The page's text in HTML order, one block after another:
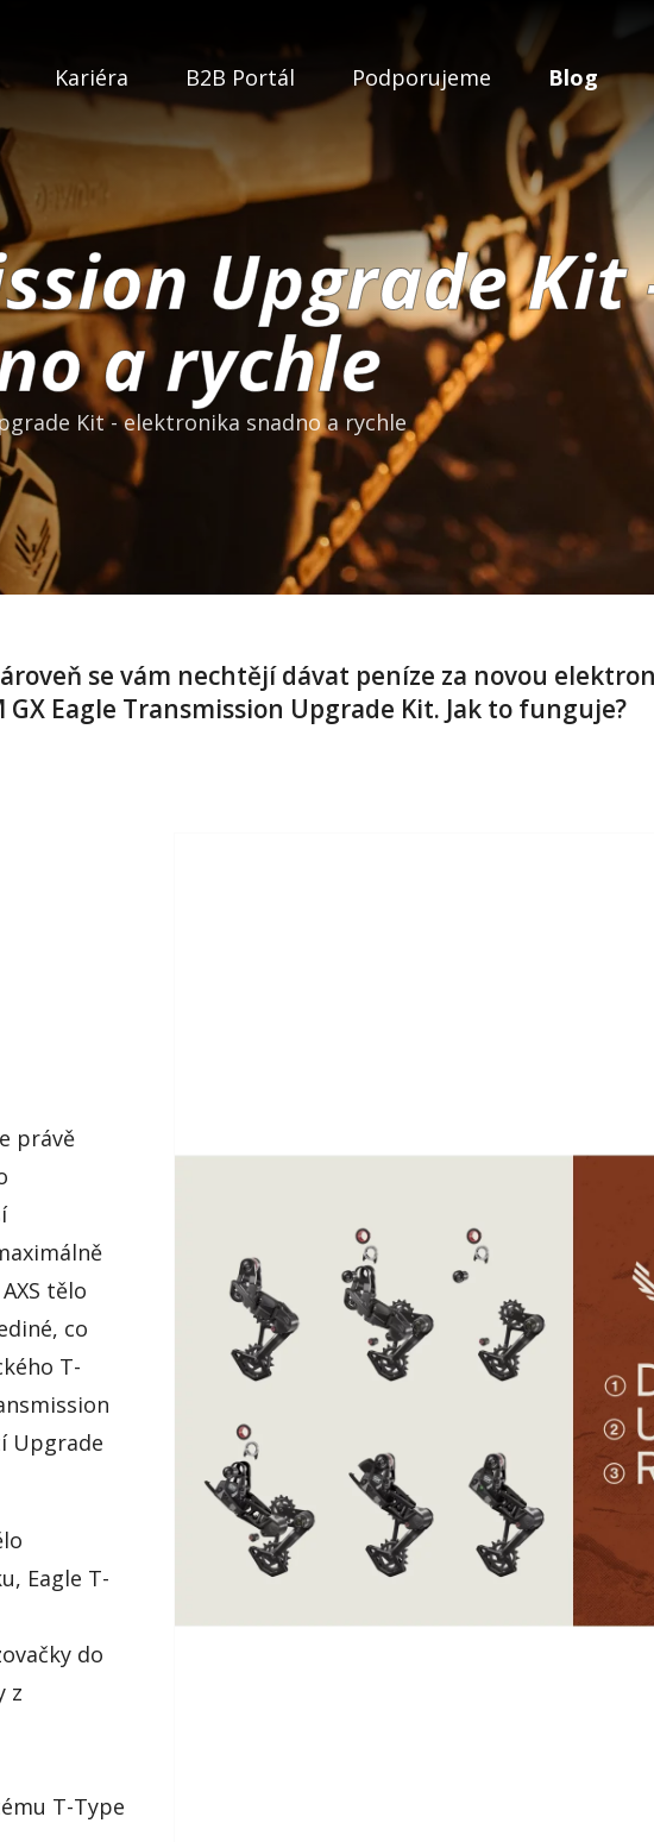
Kariéra B2B Portál Podporujeme Blog
Upgrade Kit
a rychle
Kit - elektronika snadno a rychle
se vám nechtějí dávat peníze za novou
GX Eagle Transmission Upgrade Kit. Jak to funguje?
právě
tělo
co
T-
Upgrade
Eagle T-
do
z
T-Type